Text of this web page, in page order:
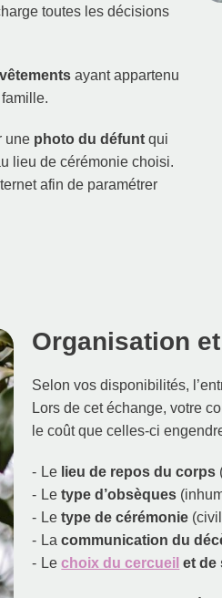
toutes les décisions
vêtements ayant appartenu
une photo du défunt qui
lieu de cérémonie choisi.
afin de paramétrer
Organisation
Selon vos disponibilités,
Lors de cet échange, votre
le coût que celles-ci
Le lieu de repos du corps
Letype d’obsèques
Letype de cérémonie
Lacommunication du
Lechoix du cercueil et de